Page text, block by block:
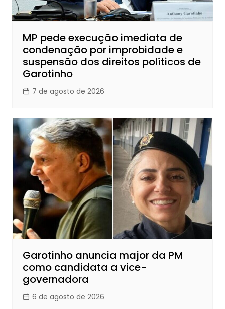
MP pede execução imediata de
condenação por improbidade e
suspensão dos direitos políticos de
Garotinho
7 de agosto de 2026
Garotinho anuncia major da PM
como candidata a vice-
governadora
6 de agosto de 2026